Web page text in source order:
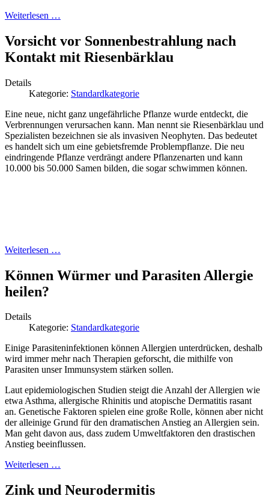
Weiterlesen …
Vorsicht vor Sonnenbestrahlung nach
Kontakt mit Riesenbärklau
Details
Kategorie: Standardkategorie
Eine neue, nicht ganz ungefährliche Pflanze wurde entdeckt, die
Verbrennungen verursachen kann. Man nennt sie Riesenbärklau und
Spezialisten bezeichnen sie als invasiven Neophyten. Das bedeutet
es handelt sich um eine gebietsfremde Problempflanze. Die neu
eindringende Pflanze verdrängt andere Pflanzenarten und kann
10.000 bis 50.000 Samen bilden, die sogar schwimmen können.
Weiterlesen …
Können Würmer und Parasiten Allergie
heilen?
Details
Kategorie: Standardkategorie
Einige Parasiteninfektionen können Allergien unterdrücken, deshalb
wird immer mehr nach Therapien geforscht, die mithilfe von
Parasiten unser Immunsystem stärken sollen.
Laut epidemiologischen Studien steigt die Anzahl der Allergien wie
etwa Asthma, allergische Rhinitis und atopische Dermatitis rasant
an. Genetische Faktoren spielen eine große Rolle, können aber nicht
der alleinige Grund für den dramatischen Anstieg an Allergien sein.
Man geht davon aus, dass zudem Umweltfaktoren den drastischen
Anstieg beeinflussen.
Weiterlesen …
Zink und Neurodermitis